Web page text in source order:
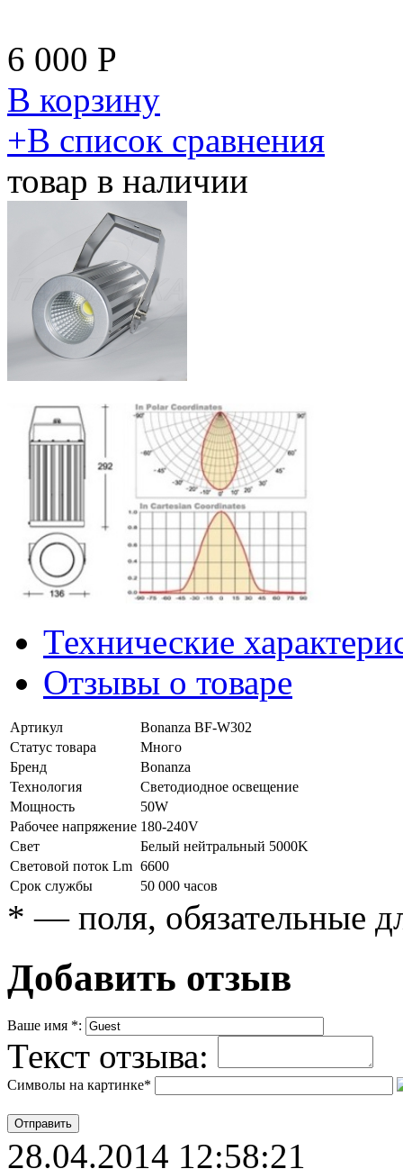
6 000 Р
В корзину
​+В список сравнения
товар в наличии
Технические
Отзывы о товаре
Артикул
Bonanza BF-W302
Статус товара
Много
Бренд
Bonanza
Технология
Светодиодное освещение
Мощность
50W
Рабочее напряжение 180-240V
Свет
Белый нейтральный 5000K
Световой поток Lm 6600
Срок службы
50 000 часов
* — поля, обязательные
Добавить отзыв
Ваше имя *:
Текст отзыва:
Символы на картинке*
28.04.2014 12:58:21